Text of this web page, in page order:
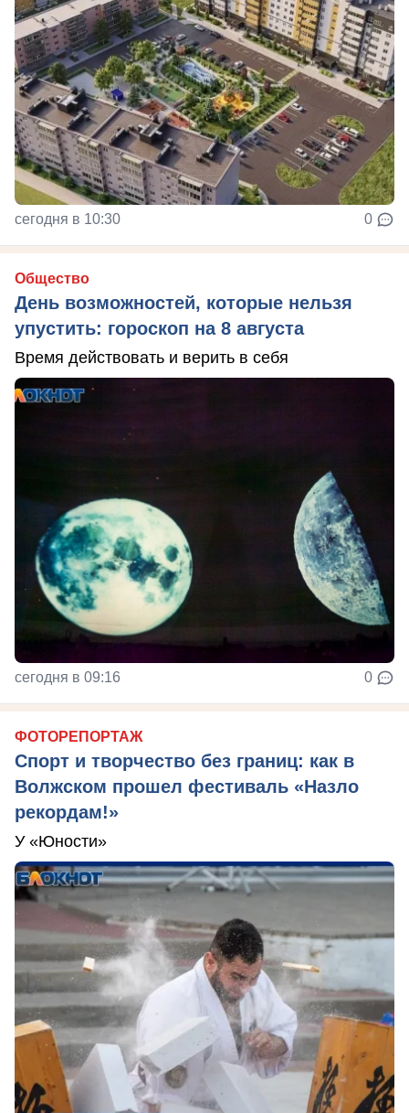
сегодня в 10:30 0
Общество
День возможностей, которые нельзя
упустить: гороскоп на 8 августа
Время действовать и верить в себя
сегодня в 09:16 0
ФОТОРЕПОРТАЖ
Спорт и творчество без границ: как в
Волжском прошел фестиваль «Назло
рекордам!»
У «Юности»